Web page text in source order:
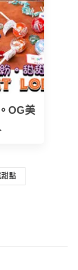
OG美
甜點